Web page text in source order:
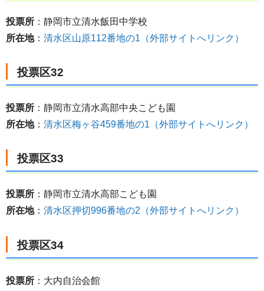
投票所 ：静岡市立清水飯田中学校
所在地： 清水区山原112番地の1（外部サイトへリンク）
投票区32
投票所 ：静岡市立清水高部中央こども園
所在地： 清水区梅ヶ谷459番地の1（外部サイトへリンク）
投票区33
投票所 ：静岡市立清水高部こども園
所在地： 清水区押切996番地の2（外部サイトへリンク）
投票区34
投票所 ：大内自治会館